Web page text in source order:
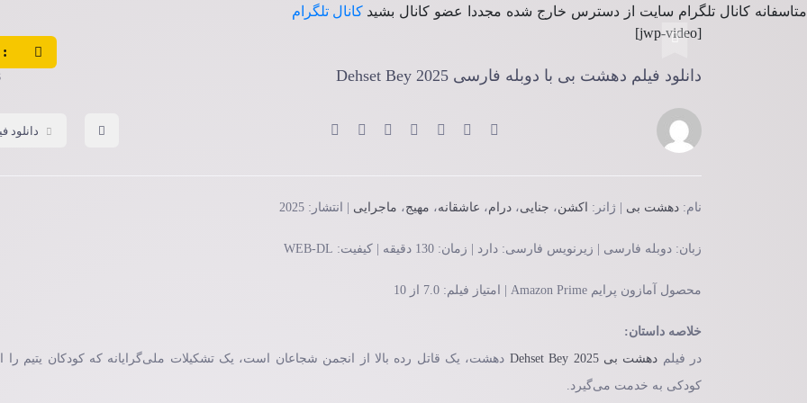
متاسفانه کانال تلگرام سایت از دسترس خارج شده مجددا عضو کانال بشید کانال تلگرام
:
[jwp-video]
دانلود فیلم دهشت بی با دوبله فارسی Dehset Bey 2025
دانلود
نام: دهشت بی | ژانر: اکشن، جنایی، درام، عاشقانه، مهیج، ماجرایی | انتشار: 2025
زبان: دوبله فارسی | زیرنویس فارسی: دارد | زمان: 130 دقیقه | کیفیت: WEB-DL
محصول آمازون پرایم Amazon Prime | امتیاز فیلم: 7.0 از 10
خلاصه داستان:
در فیلم دهشت بی Dehset Bey 2025 دهشت، یک قاتل رده بالا از انجمن شجاعان است، یک تشکیلات ملی‌گرایانه که کودکان یتیم را
کودکی به خدمت می‌گیرد.